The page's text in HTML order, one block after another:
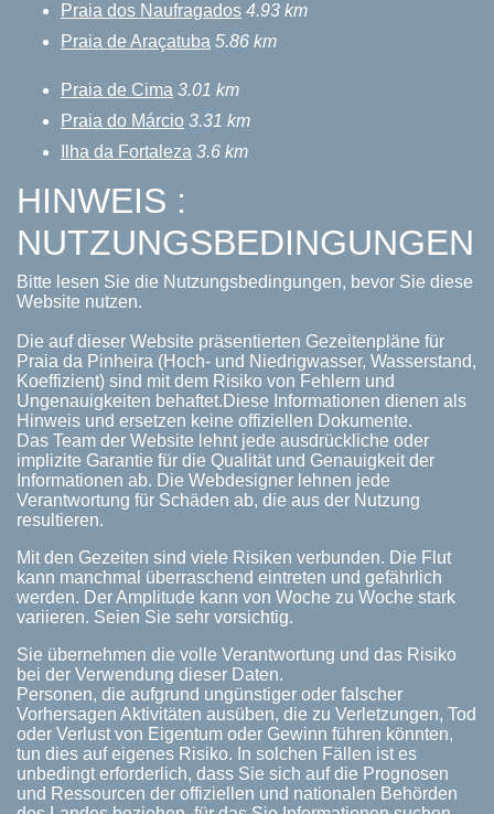
Praia dos Naufragados 4.93 km
Praia de Araçatuba 5.86 km
Praia de Cima 3.01 km
Praia do Márcio 3.31 km
Ilha da Fortaleza 3.6 km
HINWEIS :
NUTZUNGSBEDINGUNGEN
Bitte lesen Sie die Nutzungsbedingungen, bevor Sie diese
Website nutzen.
Die auf dieser Website präsentierten Gezeitenpläne für
Praia da Pinheira (Hoch- und Niedrigwasser, Wasserstand,
Koeffizient) sind mit dem Risiko von Fehlern und
Ungenauigkeiten behaftet.Diese Informationen dienen als
Hinweis und ersetzen keine offiziellen Dokumente.
Das Team der Website lehnt jede ausdrückliche oder
implizite Garantie für die Qualität und Genauigkeit der
Informationen ab. Die Webdesigner lehnen jede
Verantwortung für Schäden ab, die aus der Nutzung
resultieren.
Mit den Gezeiten sind viele Risiken verbunden. Die Flut
kann manchmal überraschend eintreten und gefährlich
werden. Der Amplitude kann von Woche zu Woche stark
variieren. Seien Sie sehr vorsichtig.
Sie übernehmen die volle Verantwortung und das Risiko
bei der Verwendung dieser Daten.
Personen, die aufgrund ungünstiger oder falscher
Vorhersagen Aktivitäten ausüben, die zu Verletzungen, Tod
oder Verlust von Eigentum oder Gewinn führen könnten,
tun dies auf eigenes Risiko. In solchen Fällen ist es
unbedingt erforderlich, dass Sie sich auf die Prognosen
und Ressourcen der offiziellen und nationalen Behörden